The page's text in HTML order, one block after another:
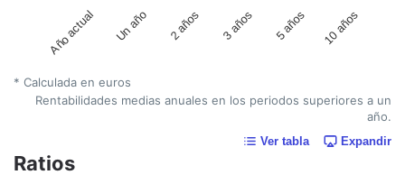
Año actual Un año 2 años 3 años 5 años 10 años
* Calculada en euros
Rentabilidades medias anuales en los periodos superiores a un
año.
Ver tabla Expandir
Ratios